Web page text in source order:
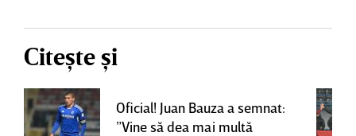
Citește și
Oficial! Juan Bauza a semnat:
”Vine să dea mai multă